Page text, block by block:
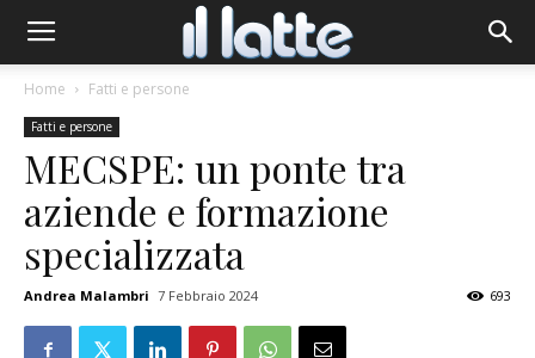
Home Fatti e persone
Fatti e persone
MECSPE: un ponte tra
aziende e formazione
specializzata
Andrea Malambri 7 Febbraio 2024 693